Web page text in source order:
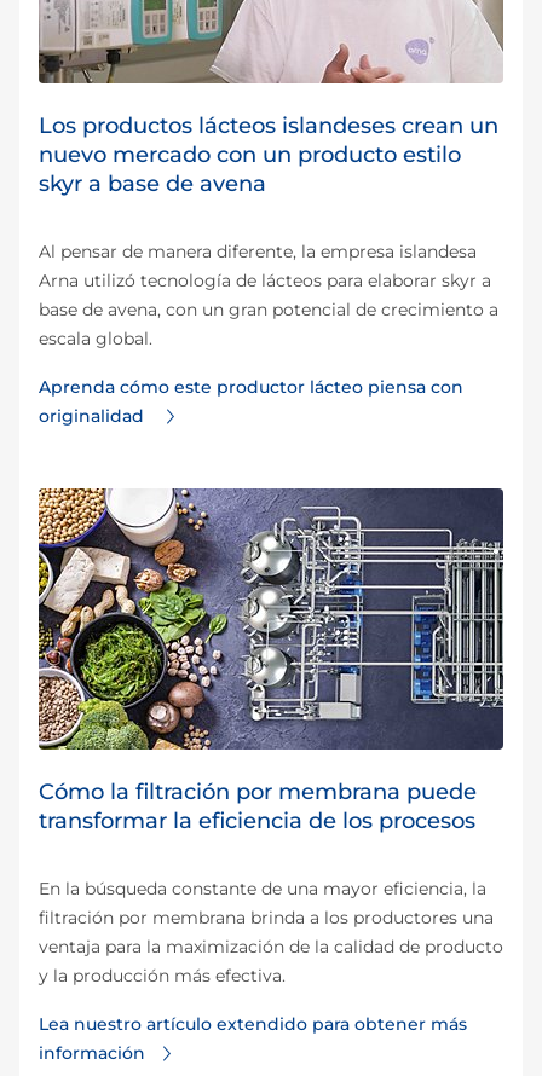
Los productos lácteos islandeses crean un
nuevo mercado con un producto estilo
skyr a base de avena
Al pensar de manera diferente, la empresa islandesa
Arna utilizó tecnología de lácteos para elaborar skyr a
base de avena, con un gran potencial de crecimiento a
escala global.
Aprenda cómo este productor lácteo piensa con
originalidad
Cómo la filtración por membrana puede
transformar la eficiencia de los procesos
En la búsqueda constante de una mayor eficiencia, la
filtración por membrana brinda a los productores una
ventaja para la maximización de la calidad de producto
y la producción más efectiva.
Lea nuestro artículo extendido para obtener más
información